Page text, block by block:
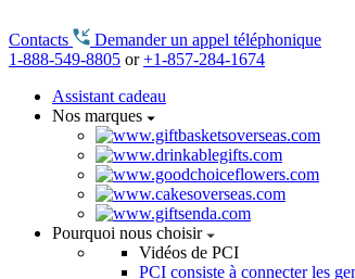
Contacts
Demander un appel téléphonique
1-888-549-8805 or+1-857-284-1674
Assistant cadeau
Nos marques
Pourquoi nous choisir
Vidéos de PCI
PCI consiste à connecter les